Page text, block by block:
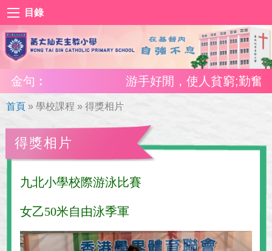
目錄
金句︰ 游手好閒，使人貧窮;勤奮
首頁 » 學校課程 » 得獎相片
得獎相片
九北小學校際游泳比賽
女乙50米自由泳季軍